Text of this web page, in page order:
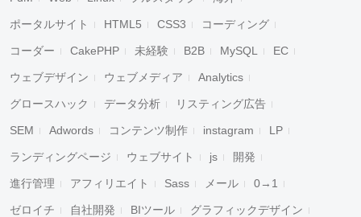
ポータルサイト HTML5 CSS3 コーディング
コーダー CakePHP 未経験 B2B MySQL EC
ウェブデザイン ウェブメディア Analytics
グロースハック データ分析 リスティング広告
SEM Adwords コンテンツ制作 instagram LP
ランディングページ ウェブサイト js 開発
進行管理 アフィリエイト Sass メール 0→1
ゼロイチ 自社開発 BIツール グラフィックデザイン